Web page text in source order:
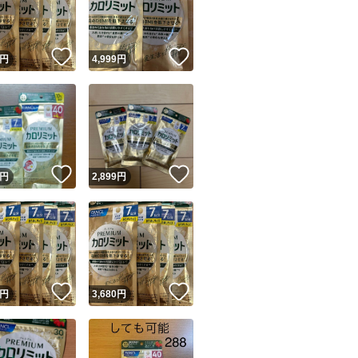
マ実績◯+ このユーザーは他フリマサービスでの取引実績があります
安心発送
は実績に基づく表示であり、発送を保証しているものではありません
ド＆安心発送
このユーザーは高頻度で24時間以内＆設定した発送日数内に
ます
ド発送 このユーザーは高頻度で24時間以内に発送しています
送 このユーザーは設定した発送日数内に発送しています
出品ページへ
円 いいね！
4,999円
円 いいね！
2,899円
円 いいね！
3,680円 いいね！